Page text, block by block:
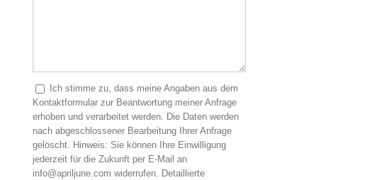
Ich stimme zu, dass meine Angaben aus dem
Kontaktformular zur Beantwortung meiner Anfrage
erhoben und verarbeitet werden. Die Daten werden
nach abgeschlossener Bearbeitung Ihrer Anfrage
gelöscht. Hinweis: Sie können Ihre Einwilligung
jederzeit für die Zukunft per E-Mail an
info@apriljune.com widerrufen. Detaillierte